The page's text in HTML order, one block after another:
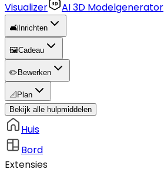
Visualizer
AI 3D Modelgenerator
🛋️ Inrichten
🖼️Cadeau
✏️ Bewerken
📐 Plan
Bekijk alle hulpmiddelen
Huis
Bord
Extensies